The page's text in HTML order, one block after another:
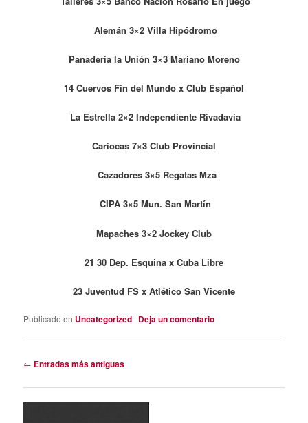
Alemán 3×2 Villa Hipódromo
Panadería la Unión 3×3 Mariano Moreno
14 Cuervos Fin del Mundo x Club Español
La Estrella 2×2 Independiente Rivadavia
Cariocas 7×3 Club Provincial
Cazadores 3×5 Regatas Mza
CIPA 3×5 Mun. San Martín
Mapaches 3×2 Jockey Club
21 30 Dep. Esquina x Cuba Libre
23 Juventud FS x Atlético San Vicente
Publicado en Uncategorized | Deja un comentario
Navegación
entradas
← Entradas más antiguas